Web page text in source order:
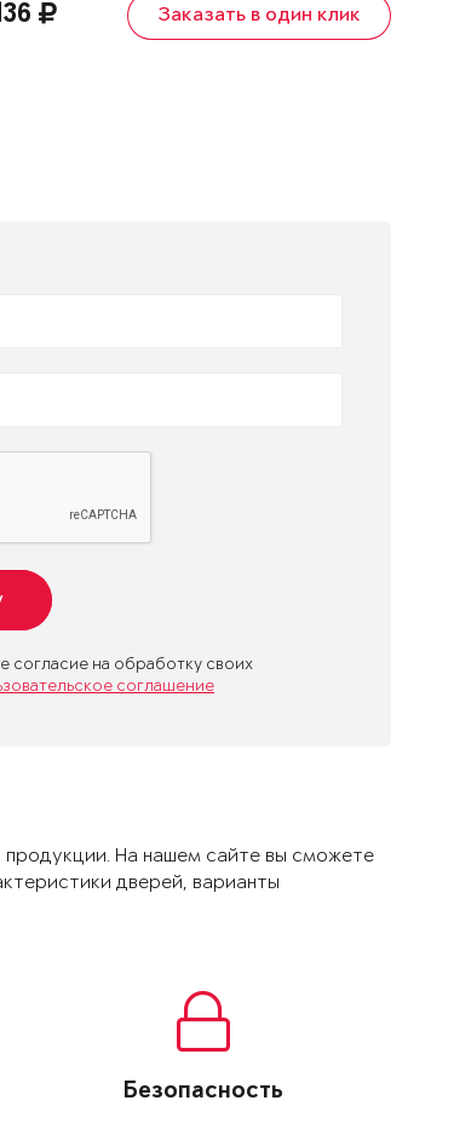
Заказать в один клик
согласие на обработку своих
соглашение
продукции. На нашем сайте вы сможете
дверей, варианты
Безопасность